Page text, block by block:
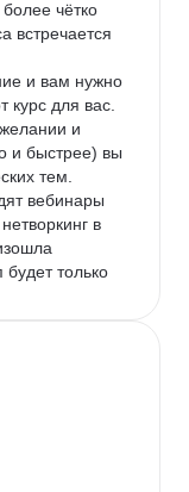
чётко
встречается
и вам нужно
курс для вас.
и
и быстрее) вы
тем.
вебинары
в
будет только
но от себя